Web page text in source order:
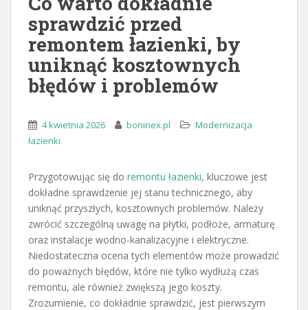
sprawdzić przed
remontem łazienki, by
uniknąć kosztownych
błędów i problemów
4 kwietnia 2026 boninex.pl
Modernizacja
łazienki
Przygotowując się do remontu łazienki, kluczowe jest
dokładne sprawdzenie jej stanu technicznego, aby
uniknąć przyszłych, kosztownych problemów. Należy
zwrócić szczególną uwagę na płytki, podłoże, armaturę
oraz instalacje wodno-kanalizacyjne i elektryczne.
Niedostateczna ocena tych elementów może prowadzić
do poważnych błędów, które nie tylko wydłużą czas
remontu, ale również zwiększą jego koszty.
Zrozumienie, co dokładnie sprawdzić, jest pierwszym